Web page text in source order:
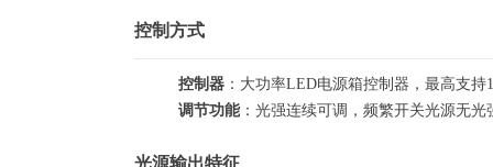
控制方式
控制器 ：大功率LED电源箱控制器，最高支持
调节功能：光强连续可调，频繁开关光源无光
光源输出特征